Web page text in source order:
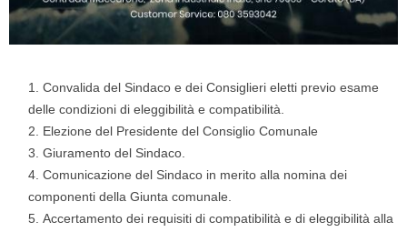
Convalida del Sindaco e dei Consiglieri eletti previo esame
delle condizioni di eleggibilità e compatibilità.
Elezione del Presidente del Consiglio Comunale
Giuramento del Sindaco.
Comunicazione del Sindaco in merito alla nomina dei
componenti della Giunta comunale.
Accertamento dei requisiti di compatibilità e di eleggibilità alla